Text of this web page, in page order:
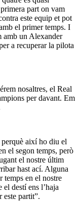
part on vam
este equip et pot
el primer temps. I
amb un Alexander
a recuperar la pilota
nosaltres, el Real
per davant. Em
així ho diu el
el segon temps, però
el nostre últim
hast ací. Alguna
temps en el nostre
destí ens l’haja
este partit”.